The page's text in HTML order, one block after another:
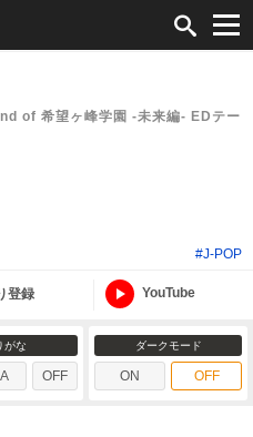
of 希望ヶ峰学園 -未来編- EDテー
#J-POP
登録 YouTube
がな
A OFF
ダークモード
ON OFF